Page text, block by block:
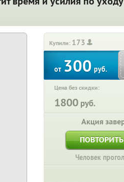
Купили: 173
от300руб.
Цена без скидки:
1800 руб.
Акция
Человек